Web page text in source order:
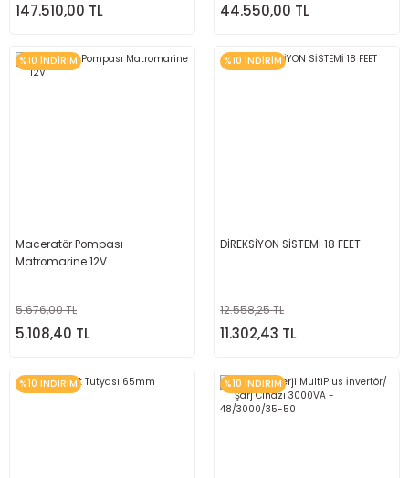
147.510,00 TL 44.550,00 TL
%10 İNDİRİM
Maceratör Pompası
Matromarine 12V
5.676,00 TL
5.108,40 TL
%10 İNDİRİM
DİREKSİYON SİSTEMİ 18 FEET
12.558,25 TL
11.302,43 TL
%10 İNDİRİM %10 İNDİRİM